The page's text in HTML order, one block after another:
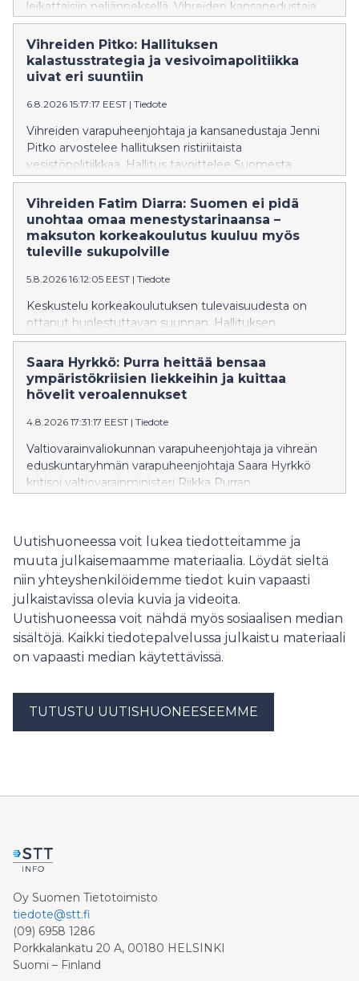
leikattaisiin neljänneksellä. Vihreiden kansanedustaja
Inka Hopsu vaatii hallitusta kunnioittamaan ja
vahvistamaan saamelaisten oikeuksia ja perumaan
leikkauksen syksyn budjettiriihessä.
Vihreiden Pitko: Hallituksen
kalastusstrategia ja vesivoimapolitiikka
uivat eri suuntiin
6.8.2026 15:17:17 EEST | Tiedote
Vihreiden varapuheenjohtaja ja kansanedustaja Jenni
Pitko arvostelee hallituksen ristiriitaista
vesistöpolitiikkaa. Hallitus tavoittelee Suomesta
Euroopan johtavaa kalastusmatkailumaata, mutta
samaan aikaan sen vesilakiesitys hidastaa
vaelluskalojen nousureittien avaamista
vuosikymmenillä. Pitko vaatii vesilakiin sitovaa
aikataulua vaelluskalojen nousuesteiden purkamiseksi
Vihreiden Fatim Diarra: Suomen ei pidä
unohtaa omaa menestystarinaansa –
maksuton korkeakoulutus kuuluu myös
tuleville sukupolville
5.8.2026 16:12:05 EEST | Tiedote
Keskustelu korkeakoulutuksen tulevaisuudesta on
ottanut huolestuttavan suunnan. Hallituksen
suunnittelemat muutokset eivät ole yksittäisiä teknisiä
uudistuksia, vaan ne näyttävät olevan osa kehitystä,
joka vie Suomea askel askeleelta pois maksuttoman
korkeakoulutuksen periaatteesta. Ministeri on
säilyy maksuttomana vuoteen 2040 asti, samalla kun
hallitus valmistelee muutoksia, jotka mahdollistaisivat
kokonaisen tutkinnon suorittamisen maksullisena
avoimessa korkeakoulussa.
Saara Hyrkkö: Purra heittää bensaa
ympäristökriisien liekkeihin ja kuittaa
hövelit veroalennukset
4.8.2026 17:31:17 EEST | Tiedote
Valtiovarainvaliokunnan varapuheenjohtaja ja vihreän
eduskuntaryhmän varapuheenjohtaja Saara Hyrkkö
kritisoi valtiovarainministeri Riikka Purran
ympäristökriisien liekkeihin.
Uutishuoneessa voit lukea tiedotteitamme ja
muuta julkaisemaamme materiaalia. Löydät sieltä
niin yhteyshenkilöidemme tiedot kuin vapaasti
julkaistavissa olevia kuvia ja videoita.
Uutishuoneessa voit nähdä myös sosiaalisen median
sisältöjä. Kaikki tiedotepalvelussa julkaistu materiaali
on vapaasti median käytettävissä.
TUTUSTU UUTISHUONEESEEMME
Oy Suomen Tietotoimisto
tiedote@stt.fi
(09) 6958 1286
Porkkalankatu 20 A, 00180 HELSINKI
Suomi – Finland